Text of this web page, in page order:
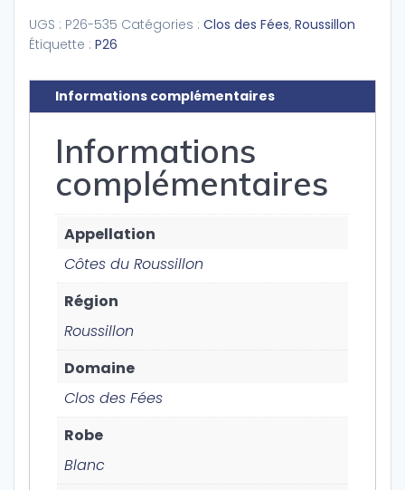
UGS : P26-535 Catégories : Clos des Fées, Roussillon
Étiquette : P26
Informations complémentaires
Informations
complémentaires
Appellation
Côtes du Roussillon
Région
Roussillon
Domaine
Clos des Fées
Robe
Blanc